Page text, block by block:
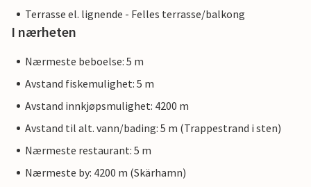
Terrasse el. lignende - Felles terrasse/balkong
I nærheten
Nærmeste beboelse: 5 m
Avstand fiskemulighet: 5 m
Avstand innkjøpsmulighet: 4200 m
Avstand til alt. vann/bading: 5 m (Trappestrand i sten)
Nærmeste restaurant: 5 m
Nærmeste by: 4200 m (Skärhamn)